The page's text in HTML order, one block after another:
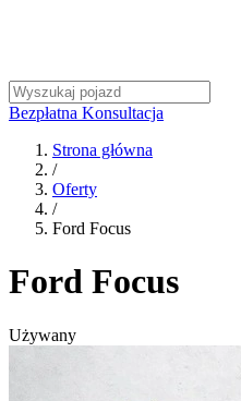
Bezpłatna Konsultacja
Strona główna
/
Oferty
/
Ford Focus
Ford Focus
Używany